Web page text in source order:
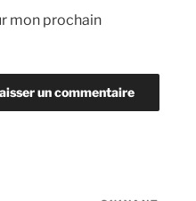
mon prochain